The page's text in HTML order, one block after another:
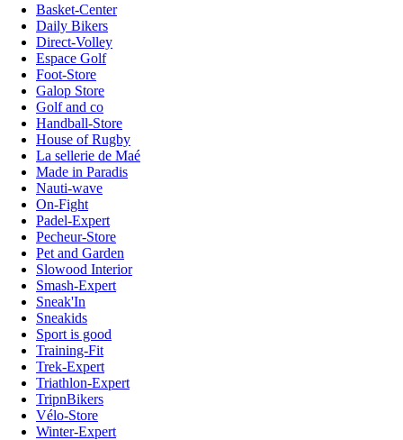
Basket-Center
Daily Bikers
Direct-Volley
Espace Golf
Foot-Store
Galop Store
Golf and co
Handball-Store
House of Rugby
La sellerie de Maé
Made in Paradis
Nauti-wave
On-Fight
Padel-Expert
Pecheur-Store
Pet and Garden
Slowood Interior
Smash-Expert
Sneak'In
Sneakids
Sport is good
Training-Fit
Trek-Expert
Triathlon-Expert
TripnBikers
Vélo-Store
Winter-Expert